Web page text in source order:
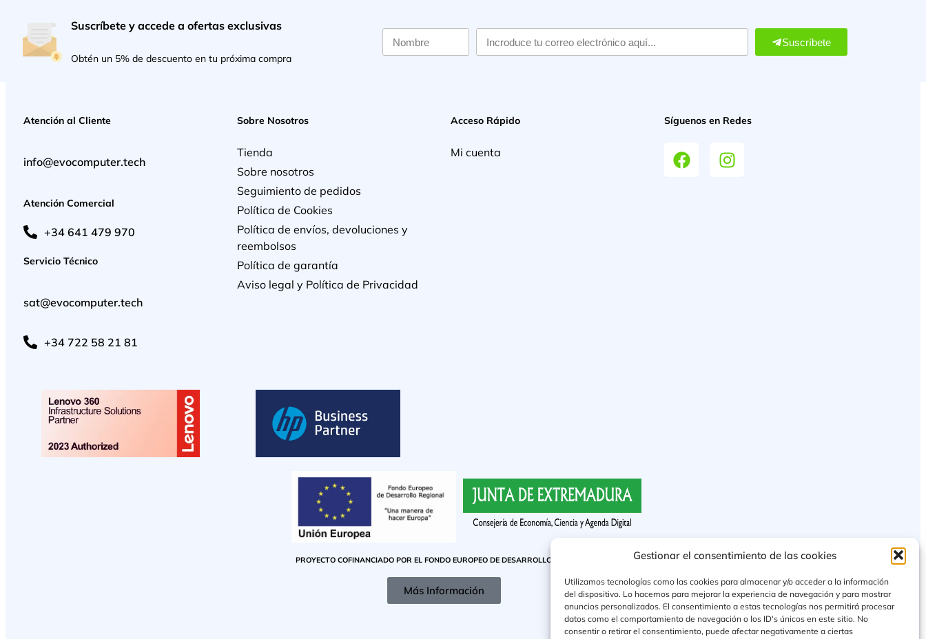
Gestionar el consentimiento de las cookies
Utilizamos tecnologías como las cookies para almacenar y/o acceder a la información
del dispositivo. Lo hacemos para mejorar la experiencia de navegación y para mostrar
anuncios personalizados. El consentimiento a estas tecnologías nos permitirá procesar
datos como el comportamiento de navegación o los ID's únicos en este sitio. No
consentir o retirar el consentimiento, puede afectar negativamente a ciertas
Suscríbete y accede a ofertas exclusivas
Obtén un 5% de descuento en tu próxima compra
Suscríbete
Atención al Cliente
info@evocomputer.tech
Atención Comercial
+34 641 479 970
Servicio Técnico
sat@evocomputer.tech
+34 722 58 21 81
Sobre Nosotros
Tienda
Sobre nosotros
Seguimiento de pedidos
Política de Cookies
Política de envíos, devoluciones y
reembolsos
Política de garantía
Aviso legal y Política de Privacidad
Acceso Rápido
Mi cuenta
Síguenos en Redes
PROYECTO COFINANCIADO POR EL FONDO EUROPEO DE DESARROLLO REGIONAL
Más Información